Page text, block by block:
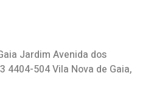
Jardim Avenida dos
4404-504 Vila Nova de Gaia,